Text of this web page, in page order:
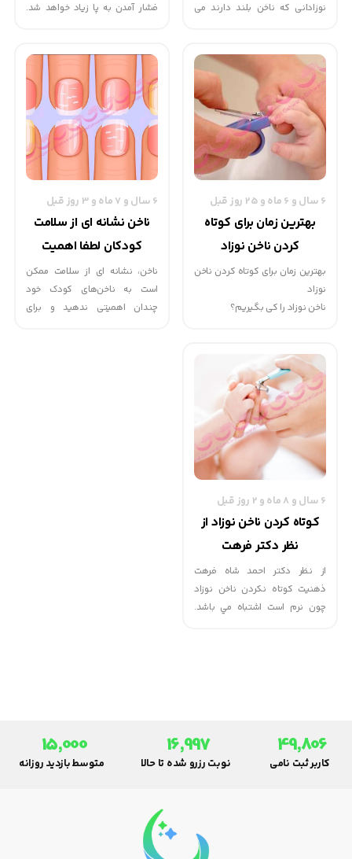
نوزادانی كه ناخن بلند دارند می
فشار آمدن به پا زیاد خواهد شد.
نظیر: تاول‌های کوچک یا خونی زیر
ناخن بشود. در برخی موارد که
مشکل چندان جدی نیست، ناخن
سیاه می‌شود و به‌مرور زمان نیز
بدون هیچ‌گونه درمانی بهبود
می‌یابد.
6 سال و 6 ماه و 25 روز قبل
بهترین زمان برای کوتاه
کردن ناخن نوزاد
بهترین زمان برای کوتاه کردن ناخن
نوزاد
ناخن نوزاد را کی بگیریم؟
شاید با خودتان فکر کنید: «ناخن
نوزادم بسیار نرم است، پس مهم
نیست اگر آن را کوتاه نکنم.»
6 سال و 7 ماه و 3 روز قبل
ناخن نشانه ای از سلامت
کودکان لطفا اهمیت
بدهید!!
ناخن، نشانه ای از سلامت ممکن
است به ناخن‌های کودک خود
چندان اهمیتی ندهید و برای
6 سال و 8 ماه و 2 روز قبل
كوتاه كردن ناخن نوزاد از
نظر دکتر فرهت
از نظر دکتر احمد شاه فرهت
ذهنيت كوتاه نكردن ناخن نوزاد
چون نرم است اشتباه مي باشد.
49,806
کاربر ثبت نامی
16,997
نوبت رزرو شده تا حالا
15,000
متوسط بازدید روزانه